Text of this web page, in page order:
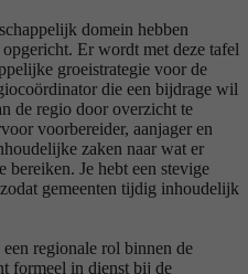
domein hebben
Er wordt met deze tafel
groeistrategie voor de
die een bijdrage wil
de regio door overzicht te
voorbereider, aanjager en
zaken naar wat er
bereiken. Je hebt een stevige
gemeenten tijdig inhoudelijk
regionale rol binnen de
formeel in dienst bij de